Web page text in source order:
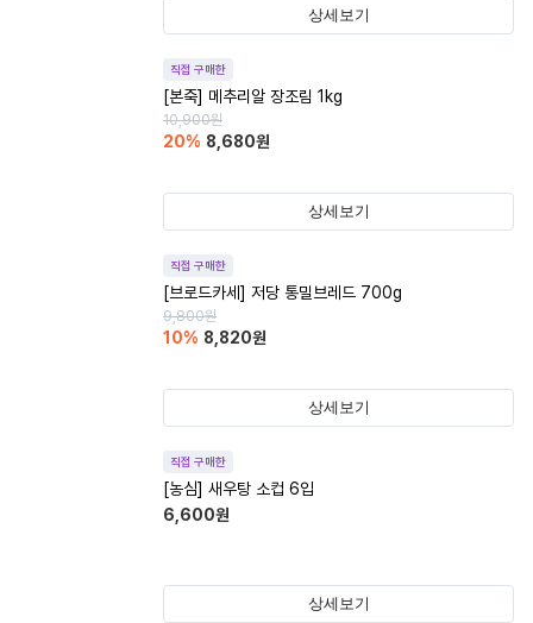
상세보기
직접 구매한
[본죽] 메추리알 장조림 1kg
10,900원
20% 8,680원
상세보기
직접 구매한
[브로드카세] 저당 통밀브레드 700g
9,800원
10% 8,820원
상세보기
직접 구매한
[농심] 새우탕 소컵 6입
6,600원
상세보기